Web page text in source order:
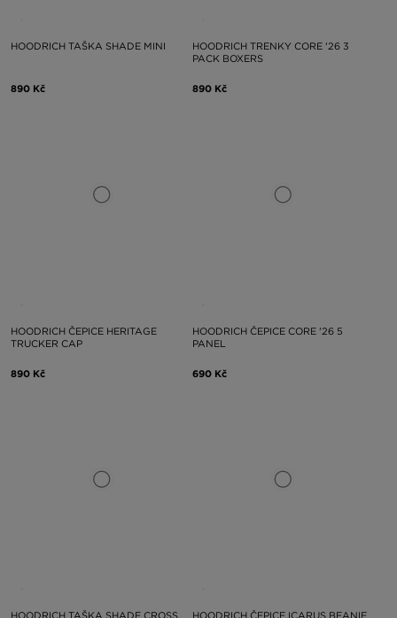
HOODRICH TAŠKA SHADE MINI
890 Kč
HOODRICH TRENKY CORE '26 3
PACK BOXERS
890 Kč
HOODRICH ČEPICE HERITAGE
TRUCKER CAP
890 Kč
HOODRICH ČEPICE CORE '26 5
PANEL
690 Kč
HOODRICH TAŠKA SHADE CROSS HOODRICH ČEPICE ICARUS BEANIE